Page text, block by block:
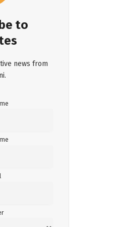
to
news from